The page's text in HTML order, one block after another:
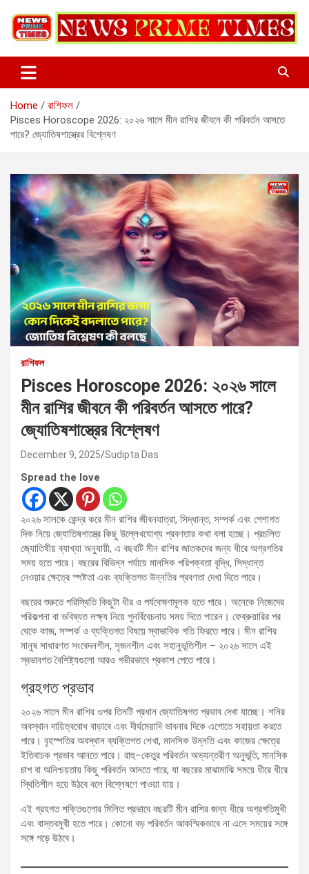
content
Home
রাশিফল
Pisces Horoscope 2026: ২০২৬ সালে মীন রাশির জীবনে কী পরিবর্তন আসতে
পারে? জ্যোতিষশাস্ত্রের বিশ্লেষণ
রাশিফল
Pisces Horoscope 2026: ২০২৬ সালে
মীন রাশির জীবনে কী পরিবর্তন আসতে পারে?
জ্যোতিষশাস্ত্রের বিশ্লেষণ
December 9, 2025 Sudipta Das
Spread the love
২০২৬ সালকে কেন্দ্র করে মীন রাশির জীবনযাত্রা, সিদ্ধান্ত, সম্পর্ক এবং পেশাগত
দিক নিয়ে জ্যোতিষশাস্ত্রে কিছু উল্লেখযোগ্য প্রবণতার কথা বলা হচ্ছে। প্রচলিত
জ্যোতিষীয় ব্যাখ্যা অনুযায়ী, এ বছরটি মীন রাশির জাতকদের জন্য ধীরে অগ্রগতির
সময় হতে পারে। বছরের বিভিন্ন পর্যায়ে মানসিক পরিপক্বতা বৃদ্ধি, সিদ্ধান্ত
নেওয়ার ক্ষেত্রে স্পষ্টতা এবং ব্যক্তিগত উন্নতির প্রবণতা দেখা দিতে পারে।
বছরের শুরুতে পরিস্থিতি কিছুটা ধীর ও পর্যবেক্ষণমূলক হতে পারে। অনেকে নিজেদের
পরিকল্পনা বা ভবিষ্যত লক্ষ্য নিয়ে পুনর্বিবেচনায় সময় দিতে পারেন। ফেব্রুয়ারির পর
থেকে কাজ, সম্পর্ক ও ব্যক্তিগত বিষয়ে স্বাভাবিক গতি ফিরতে পারে। মীন রাশির
মানুষ সাধারণত সংবেদনশীল, সৃজনশীল এবং সহানুভূতিশীল – ২০২৬ সালে এই
স্বভাবগত বৈশিষ্ট্যগুলো আরও গভীরভাবে প্রকাশ পেতে পারে।
গ্রহগত প্রভাব
২০২৬ সালে মীন রাশির ওপর তিনটি প্রধান জ্যোতিষগত প্রভাব দেখা যাচ্ছে। শনির
অবস্থান দায়িত্ববোধ বাড়াবে এবং দীর্ঘমেয়াদি ভাবনার দিকে এগোতে সহায়তা করতে
পারে। বৃহস্পতির অবস্থান ব্যক্তিগত শেখা, মানসিক উন্নতি এবং কাজের ক্ষেত্রে
ইতিবাচক প্রভাব আনতে পারে। রাহু–কেতুর পরিবর্তন অভ্যন্তরীণ অনুভূতি, মানসিক
চাপ বা অনিশ্চয়তায় কিছু পরিবর্তন আনতে পারে, যা বছরের মাঝামাঝি সময়ে ধীরে ধীরে
স্থিতিশীল হয়ে উঠবে বলে বিশ্লেষণে পাওয়া যায়।
এই গ্রহগত শক্তিগুলোর মিলিত প্রভাবে বছরটি মীন রাশির জন্য ধীরে অগ্রগতিমুখী
এবং বাস্তবমুখী হতে পারে। কোনো বড় পরিবর্তন আকস্মিকভাবে না এসে সময়ের সঙ্গে
সঙ্গে গড়ে উঠবে।